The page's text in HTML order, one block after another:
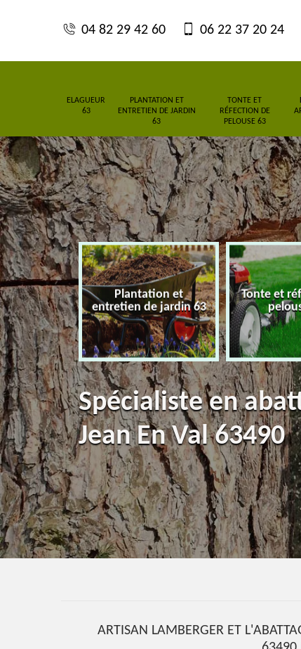
04 82 29 42 60 06 22 37 20 24
ELAGUEUR
63
PLANTATION ET
ENTRETIEN DE JARDIN
63
TONTE ET
RÉFECTION DE
PELOUSE 63
63
Plantation et
entretien de jardin 63
Tonte et
Spécialiste en
Jean En Val 63490
ARTISAN LAMBERGER ET